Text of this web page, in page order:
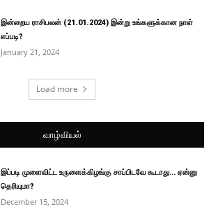
இன்றைய ராசிபலன் (21.01.2024) இன்று உங்களுக்கான நாள்
எப்படி?
January 21, 2024
Load more
வாழ்வியல்
இப்படி முளைவிட்ட உருளைக்கிழங்கு சாப்பிடவே கூடாது… ஏன்னு
தெரியுமா?
December 15, 2024